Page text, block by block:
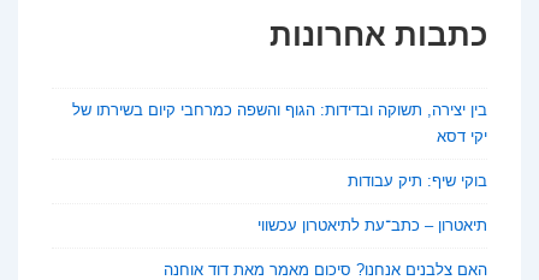
כתבות אחרונות
בין יצירה, תשוקה ובדידות: הגוף והשפה כמרחבי קיום בשירתו של
יקי דסא
בוקי שיף: תיק עבודות
תיאטרון – כתב־עת לתיאטרון עכשווי
האם צלבנים אנחנו? סיכום מאמר מאת דוד אוחנה